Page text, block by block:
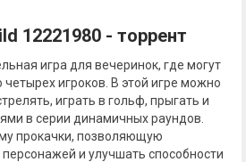
12221980 - торрент
игра для вечеринок, где могут
четырех игроков. В этой игре можно
играть в гольф, прыгать и
в серии динамичных раундов.
прокачки, позволяющую
и улучшать способности